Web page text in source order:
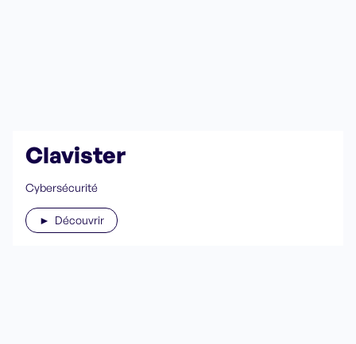
Clavister
Cybersécurité
► Découvrir